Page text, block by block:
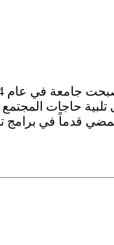
حاجات المجتمع
قدماً في برامج